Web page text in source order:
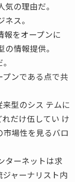
の理由だ。
ス。
報をオープンに
情報提供。
ンである点で共
型のシス テムに
だけ伍してい け
場性を見るバロ
ターネットは求
ャーナリスト内